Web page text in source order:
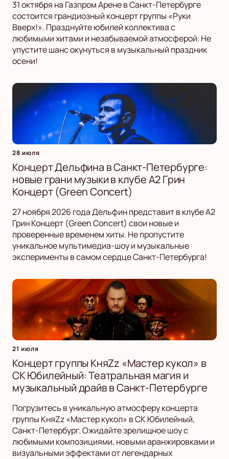
31 октября на Газпром Арене в Санкт-Петербурге
состоится грандиозный концерт группы «Руки
Вверх!». Празднуйте юбилей коллектива с
любимыми хитами и незабываемой атмосферой. Не
упустите шанс окунуться в музыкальный праздник
осени!
28 июля
Концерт Дельфина в Санкт-Петербурге:
новые грани музыки в клубе А2 Грин
Концерт (Green Concert)
27 ноября 2026 года Дельфин представит в клубе А2
Грин Концерт (Green Concert) свои новые и
проверенные временем хиты. Не пропустите
уникальное мультимедиа-шоу и музыкальные
эксперименты в самом сердце Санкт-Петербурга!
21 июля
Концерт группы КняZz «Мастер кукол» в
СК Юбилейный: Театральная магия и
музыкальный драйв в Санкт-Петербурге
Погрузитесь в уникальную атмосферу концерта
группы КняZz «Мастер кукол» в СК Юбилейный,
Санкт-Петербург. Ожидайте зрелищное шоу с
любимыми композициями, новыми аранжировками и
визуальными эффектами от легендарных